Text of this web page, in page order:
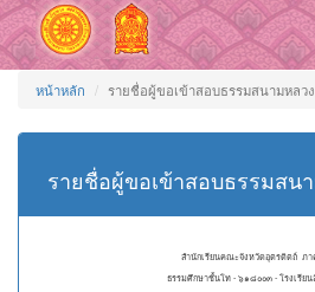
หน้าหลัก รายชื่อผู้ขอเข้าสอบธรรมสนามหลว
รายชื่อผู้ขอเข้าสอบธรรมส
สำนักเรียนคณะจังหวัดอุตรดิตถ์ ภา
ธรรมศึกษาชั้นโท - ๖๑๘๐๐๓ - โรงเรีย